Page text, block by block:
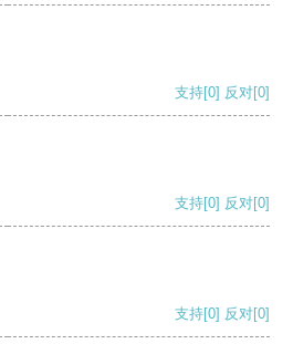
支持[0] 反对[0]
支持[0] 反对[0]
支持[0] 反对[0]